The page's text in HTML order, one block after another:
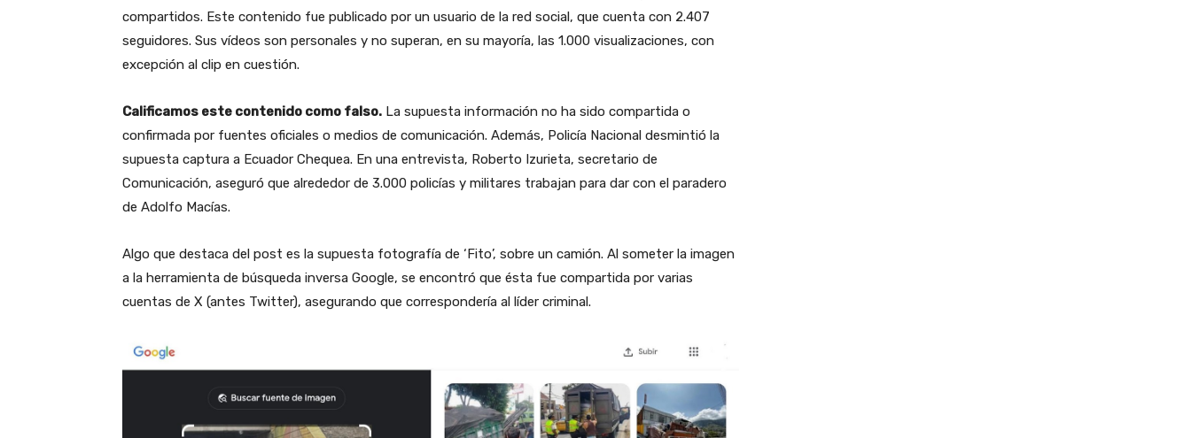
compartidos. Este contenido fue publicado por un usuario de la red social, que cuenta con 2.407
seguidores. Sus vídeos son personales y no superan, en su mayoría, las 1.000 visualizaciones, con
excepción al clip en cuestión.
Calificamos este contenido como falso. La supuesta información no ha sido compartida o
confirmada por fuentes oficiales o medios de comunicación. Además, Policía Nacional desmintió la
supuesta captura a Ecuador Chequea. En una entrevista, Roberto Izurieta, secretario de
Comunicación, aseguró que alrededor de 3.000 policías y militares trabajan para dar con el paradero
de Adolfo Macías.
Algo que destaca del post es la supuesta fotografía de ‘Fito’, sobre un camión. Al someter la imagen
a la herramienta de búsqueda inversa Google, se encontró que ésta fue compartida por varias
cuentas de X (antes Twitter), asegurando que correspondería al líder criminal.